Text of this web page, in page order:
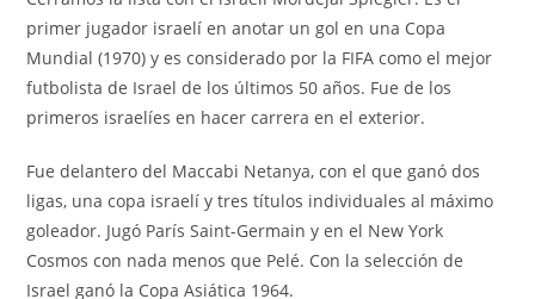
primer jugador israelí en anotar un gol en una Copa
Mundial (1970) y es considerado por la FIFA como el mejor
futbolista de Israel de los últimos 50 años. Fue de los
primeros israelíes en hacer carrera en el exterior.
Fue delantero del Maccabi Netanya, con el que ganó dos
ligas, una copa israelí y tres títulos individuales al máximo
goleador. Jugó París Saint-Germain y en el New York
Cosmos con nada menos que Pelé. Con la selección de
Israel ganó la Copa Asiática 1964.